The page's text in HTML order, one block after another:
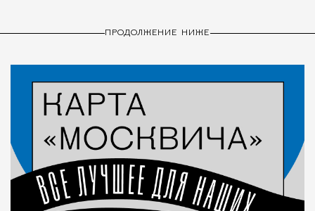
ПРОДОЛЖЕНИЕ НИЖЕ